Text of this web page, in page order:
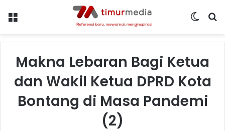
Menu
Switch
Makna Lebaran Bagi Ketua
dan Wakil Ketua DPRD Kota
Bontang di Masa Pandemi
(2)